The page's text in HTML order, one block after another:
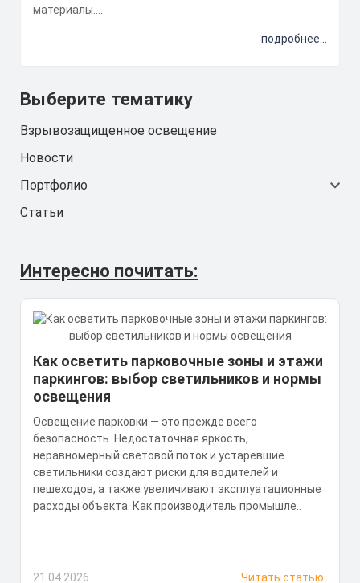
материалы....
подробнее...
Выберите тематику
Взрывозащищенное освещение
Новости
Портфолио
Статьи
Интересно почитать:
Как осветить парковочные зоны и этажи
паркингов: выбор светильников и нормы
освещения
Освещение парковки — это прежде всего
безопасность. Недостаточная яркость,
неравномерный световой поток и устаревшие
светильники создают риски для водителей и
пешеходов, а также увеличивают эксплуатационные
расходы объекта. Как производитель промышле..
21.04.2026 Читать статью